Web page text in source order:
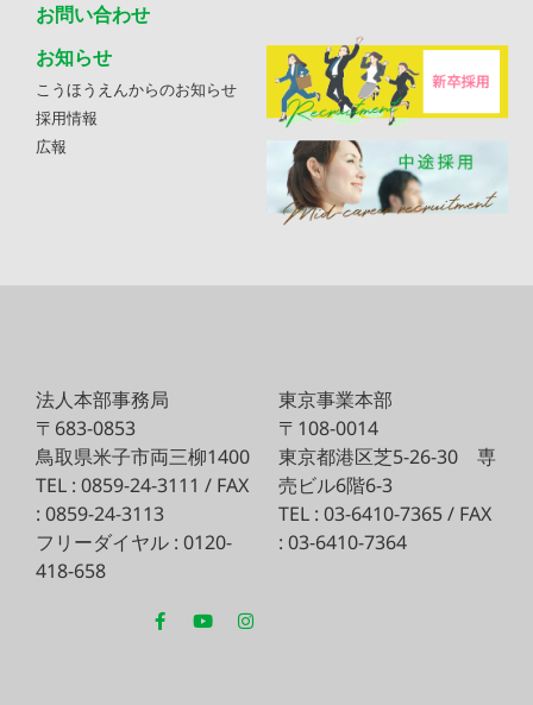
お問い合わせ
お知らせ
こうほうえんからのお知らせ
採用情報
広報
法人本部事務局
〒683-0853
鳥取県米子市両三柳1400
TEL : 0859-24-3111 / FAX
: 0859-24-3113
フリーダイヤル : 0120-
418-658
東京事業本部
〒108-0014
東京都港区芝5-26-30 専
売ビル6階6-3
TEL : 03-6410-7365 / FAX
: 03-6410-7364